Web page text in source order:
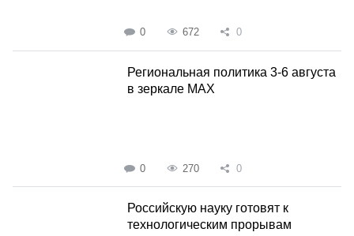
0 672 0
Региональная политика 3-6 августа
в зеркале MAX
0 270 0
Российскую науку готовят к
технологическим прорывам